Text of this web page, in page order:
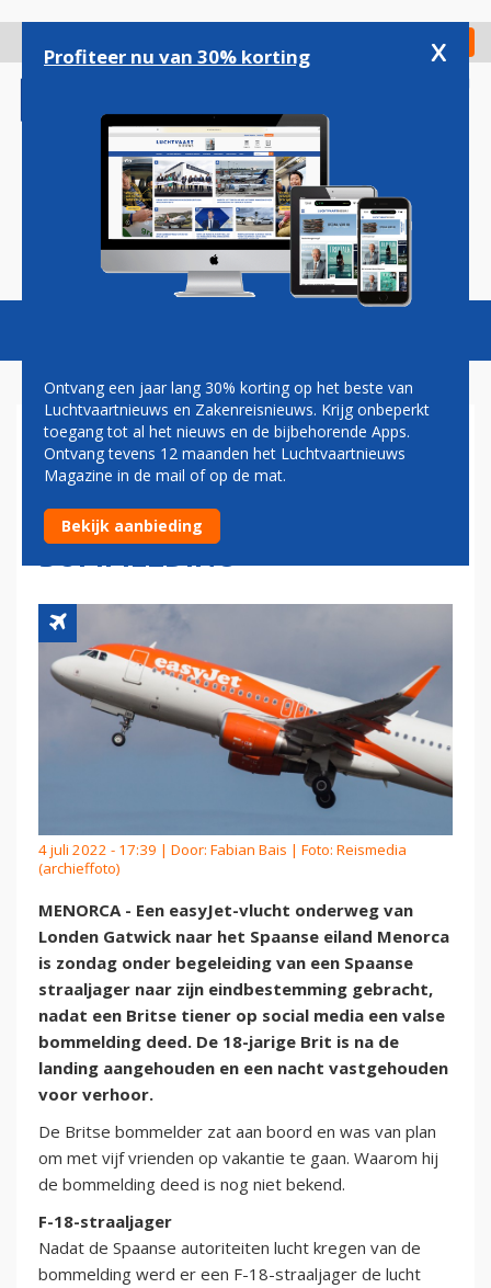
gaan
Check in
Magazine Podcasts Vacatures
IN BEELD: STRAALJAGER
ESCORTEERT EASYJET-
VLUCHT NA VALSE
BOMMELDING
4 juli 2022 - 17:39 | Door: Fabian Bais | Foto: Reismedia
(archieffoto)
MENORCA - Een easyJet-vlucht onderweg van
Londen Gatwick naar het Spaanse eiland Menorca
is zondag onder begeleiding van een Spaanse
straaljager naar zijn eindbestemming gebracht,
nadat een Britse tiener op social media een valse
bommelding deed. De 18-jarige Brit is na de
landing aangehouden en een nacht vastgehouden
voor verhoor.
De Britse bommelder zat aan boord en was van plan
om met vijf vrienden op vakantie te gaan. Waarom hij
de bommelding deed is nog niet bekend.
F-18-straaljager
Nadat de Spaanse autoriteiten lucht kregen van de
bommelding werd er een F-18-straaljager de lucht
Profiteer nu van 30% korting x
Ontvang een jaar lang 30% korting op het beste van
Luchtvaartnieuws en Zakenreisnieuws. Krijg onbeperkt
toegang tot al het nieuws en de bijbehorende Apps.
Ontvang tevens 12 maanden het Luchtvaartnieuws
Magazine in de mail of op de mat.
Bekijk aanbieding